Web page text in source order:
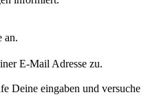
an.
E-Mail Adresse zu.
Deine eingaben und versuche